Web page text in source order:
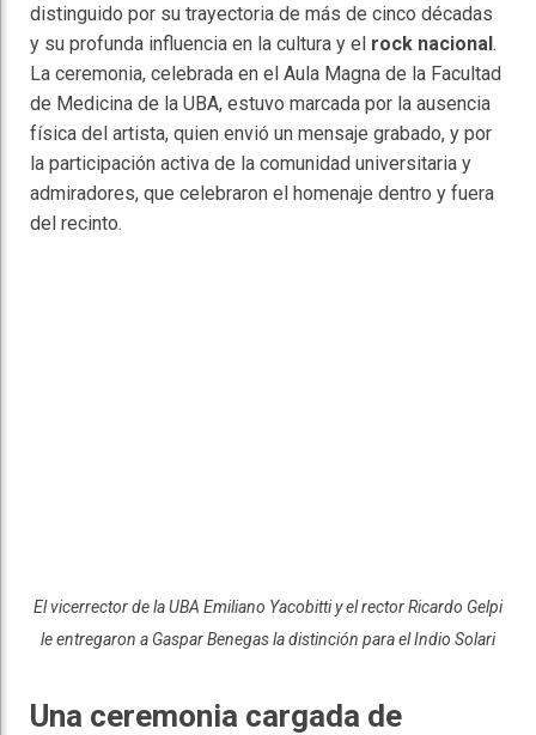
distinguido por su trayectoria de más de cinco décadas
y su profunda influencia en la cultura y el rock nacional.
La ceremonia, celebrada en el Aula Magna de la Facultad
de Medicina de la UBA, estuvo marcada por la ausencia
física del artista, quien envió un mensaje grabado, y por
la participación activa de la comunidad universitaria y
admiradores, que celebraron el homenaje dentro y fuera
del recinto.
El vicerrector de la UBA Emiliano Yacobitti y el rector Ricardo Gelpi
le entregaron a Gaspar Benegas la distinción para el Indio Solari
Una ceremonia cargada de